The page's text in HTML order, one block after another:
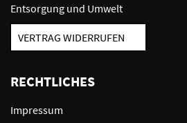
Entsorgung und Umwelt
VERTRAG WIDERRUFEN
RECHTLICHES
Impressum